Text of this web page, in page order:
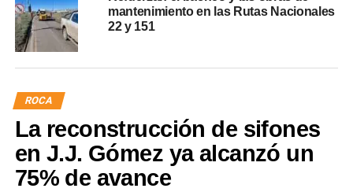
mantenimiento en las Rutas Nacionales
22 y 151
ROCA
La reconstrucción de sifones
en J.J. Gómez ya alcanzó un
75% de avance